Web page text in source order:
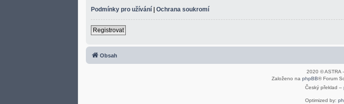
Podmínky pro užívání
Ochrana soukromí
Registrovat
Obsah
2020 © ASTRA
Založeno na phpBB® Forum
Český překlad –
Optimized by: